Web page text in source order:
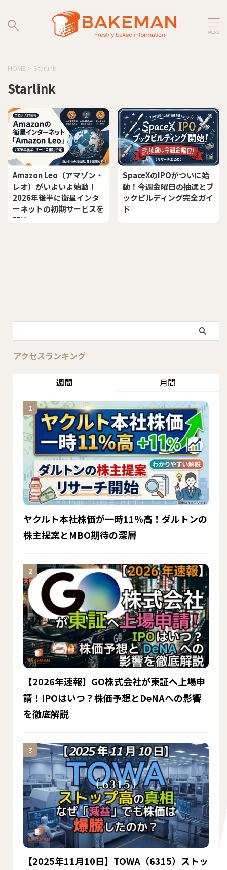
HOME > Starlink
Starlink
Amazon Leo（アマゾン・
レオ）がいよいよ始動！
2026年後半に衛星インタ
ーネットの初期サービスを
開始
SpaceXのIPOがついに始
動！今週金曜日の抽選とブ
ックビルディング完全ガイ
ド
アクセスランキング
週間 月間
ヤクルト本社株価が一時11％高！ダルトンの
株主提案とMBO期待の深層
【2026年速報】GO株式会社が東証へ上場申
請！IPOはいつ？株価予想とDeNAへの影響
を徹底解説
【2025年11月10日】TOWA（6315）ストッ